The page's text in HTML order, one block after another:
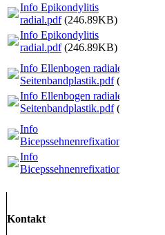
Info Epikondylitis
radial.pdf(246.89KB)
Info Epikondylitis
radial.pdf(246.89KB)
Info Ellenbogen radiale
Seitenbandplastik.pdf(248.13KB)
Info Ellenbogen radiale
Seitenbandplastik.pdf(248.13KB)
Info
Bicepssehnenrefixation.pdf
Info
Bicepssehnenrefixation.pdf
Kontakt